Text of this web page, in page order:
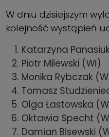
W dniu dzisiejszym
kolejność wystąpień
Katarzyna
Piotr Milewski (WI)
Monika Rybczak
Tomasz
Olga Łastowska
Oktawia Specht
Damian Bisewski